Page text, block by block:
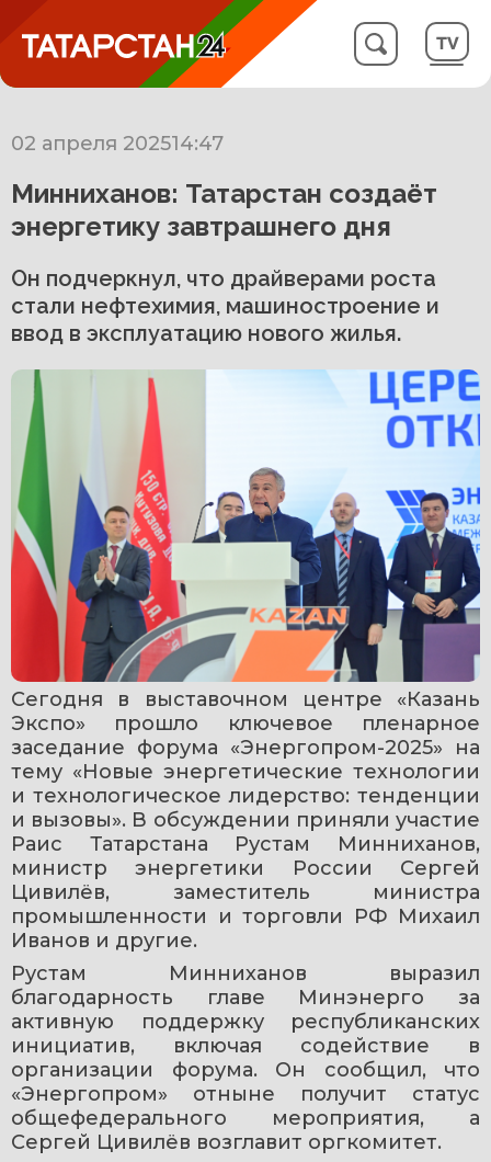
02 апреля 202514:47
Минниханов: Татарстан создаёт
энергетику завтрашнего дня
Он подчеркнул, что драйверами роста
стали нефтехимия, машиностроение и
ввод в эксплуатацию нового жилья.
Сегодня в выставочном центре «Казань
Экспо» прошло ключевое пленарное
заседание форума «Энергопром-2025» на
тему «Новые энергетические технологии
и технологическое лидерство: тенденции
и вызовы». В обсуждении приняли участие
Раис Татарстана Рустам Минниханов,
министр энергетики России Сергей
Цивилёв, заместитель министра
промышленности и торговли РФ Михаил
Иванов и другие.
Рустам Минниханов выразил
благодарность главе Минэнерго за
активную поддержку республиканских
инициатив, включая содействие в
организации форума. Он сообщил, что
«Энергопром» отныне получит статус
общефедерального мероприятия, а
Сергей Цивилёв возглавит оргкомитет.